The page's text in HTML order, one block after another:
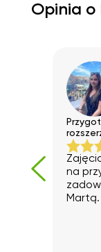
Opinia
Zajęcia
na